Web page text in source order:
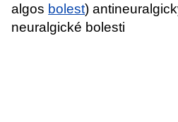
algos bolest)
neuralgické bolesti